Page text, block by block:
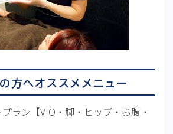
方へオススメメニュー
ラン【VIO・脚・ヒップ・お腹・